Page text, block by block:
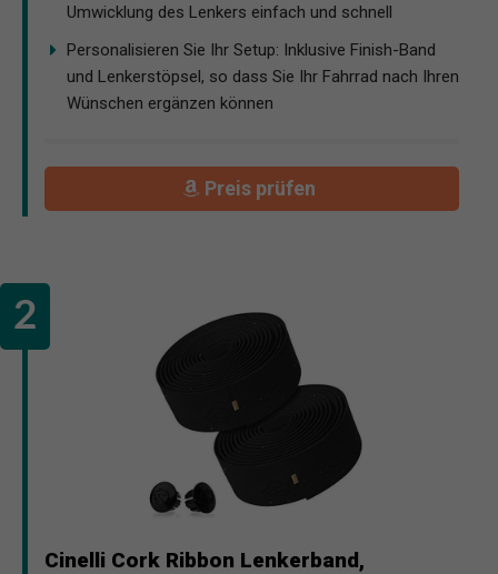
Umwicklung des Lenkers einfach und schnell
Personalisieren Sie Ihr Setup: Inklusive Finish-Band
und Lenkerstöpsel, so dass Sie Ihr Fahrrad nach Ihren
Wünschen ergänzen können
Preis prüfen
Cinelli Cork Ribbon Lenkerband,